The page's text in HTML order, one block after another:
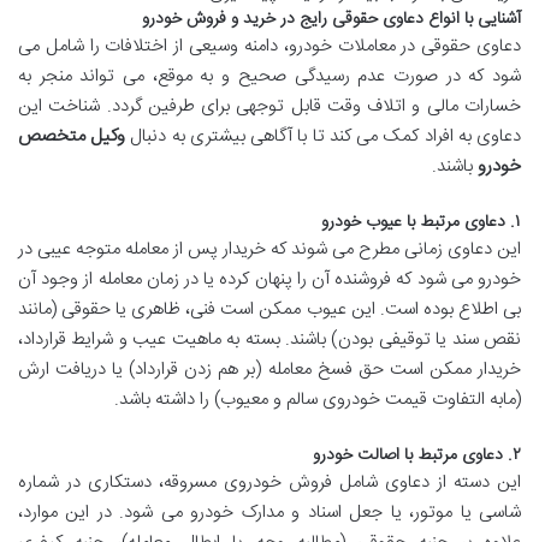
آشنایی با انواع دعاوی حقوقی رایج در خرید و فروش خودرو
دعاوی حقوقی در معاملات خودرو، دامنه وسیعی از اختلافات را شامل می
شود که در صورت عدم رسیدگی صحیح و به موقع، می تواند منجر به
خسارات مالی و اتلاف وقت قابل توجهی برای طرفین گردد. شناخت این
دعاوی به افراد کمک می کند تا با آگاهی بیشتری به دنبال وکیل متخصص
خودروباشند.
۱. دعاوی مرتبط با عیوب خودرو
این دعاوی زمانی مطرح می شوند که خریدار پس از معامله متوجه عیبی در
خودرو می شود که فروشنده آن را پنهان کرده یا در زمان معامله از وجود آن
بی اطلاع بوده است. این عیوب ممکن است فنی، ظاهری یا حقوقی (مانند
نقص سند یا توقیفی بودن) باشند. بسته به ماهیت عیب و شرایط قرارداد،
خریدار ممکن است حق فسخ معامله (بر هم زدن قرارداد) یا دریافت ارش
(مابه التفاوت قیمت خودروی سالم و معیوب) را داشته باشد.
۲. دعاوی مرتبط با اصالت خودرو
این دسته از دعاوی شامل فروش خودروی مسروقه، دستکاری در شماره
شاسی یا موتور، یا جعل اسناد و مدارک خودرو می شود. در این موارد،